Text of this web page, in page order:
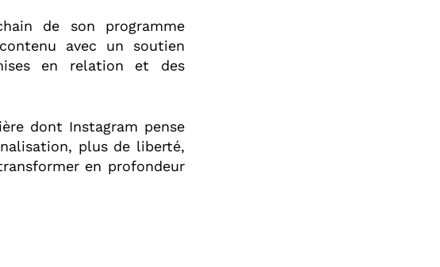
de son programme
avec un soutien
en relation et des
dont Instagram pense
plus de liberté,
en profondeur